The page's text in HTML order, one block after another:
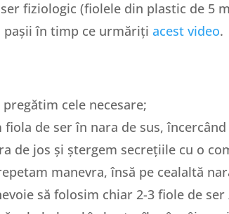
fiziologic (fiolele din plastic de 5
pașii în timp ce urmărițiacest video.
cele necesare;
de ser în nara de sus,
de jos și ștergem secrețiile cu o
manevra, însă pe cealaltă
să folosim chiar 2-3 fiole de ser